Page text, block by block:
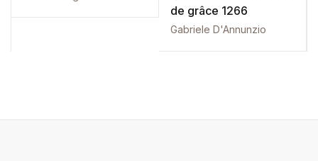
de grâce 1266
Gabriele D'Annunzio